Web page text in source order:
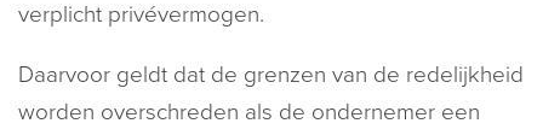
verplicht privévermogen.
Daarvoor geldt dat de grenzen van de redelijkheid
worden overschreden als de ondernemer een